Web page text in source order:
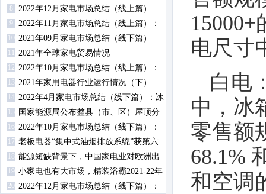
8 2022年12月家电市场总结（线上篇）
9
2022年11月家电市场总结（线上篇）：
厨、小、环电各品类零售规模均下降
10 2021年09月家电市场总结（线下篇）
2021年全球家电贸易情况
12 2022年10月家电市场总结（线上篇）：
两净品类零售额规模均提升
13 2021年家用电器行业运行情况（下）
14 2022年4月家电市场总结（线下篇）：冰
柜零售额规模同比增长
15
国家能源局公布整县（市、区）屋顶分
布式光伏开发试点名单
16 2022年10月家电市场总结（线下篇）：
冰箱冰柜销额同比下降
17 老板电器“集中式油烟排放系统”获第六
届中国设计智造大奖金奖
18 能源短缺背景下，中国家电业对欧洲出
口分析
19 小家电也有大市场，精装浴霸2021-22年
规模配套超700万
20 2022年12月家电市场总结（线下篇）：
电尺寸
白电
中，冰
零售额
68.1%
和空调